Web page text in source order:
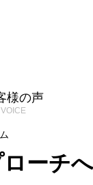
様の声
ーチ